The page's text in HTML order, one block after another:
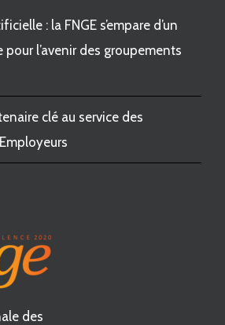
: la FNGE s’empare d’un
l’avenir des groupements
clé au service des
des